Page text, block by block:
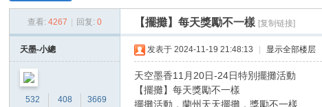
空
查看: 4267 回复: 0 【擺攤】每天獎勵不一樣 [复制链接]
天墨-小總
532
408
3669
发表于 2024-11-19 21:48:13 显示全部楼层
天空墨香11月20日-24日特別擺攤活動
【擺攤】每天獎勵不一樣
擺攤活動，蘭州天天擺攤，獎勵不一樣